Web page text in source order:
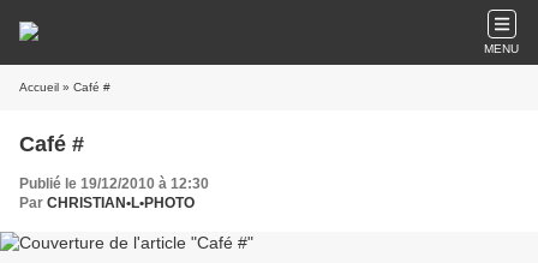
MENU
Accueil » Café #
Café #
Publié le 19/12/2010 à 12:30
Par CHRISTIAN•L•PHOTO